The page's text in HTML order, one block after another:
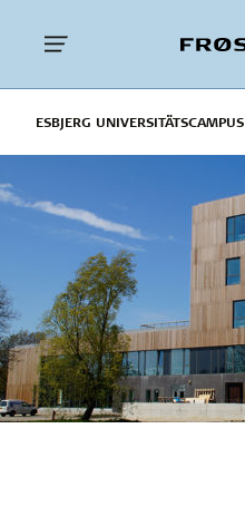
ESBJERG UNIVERSITÄTSCAMPUS